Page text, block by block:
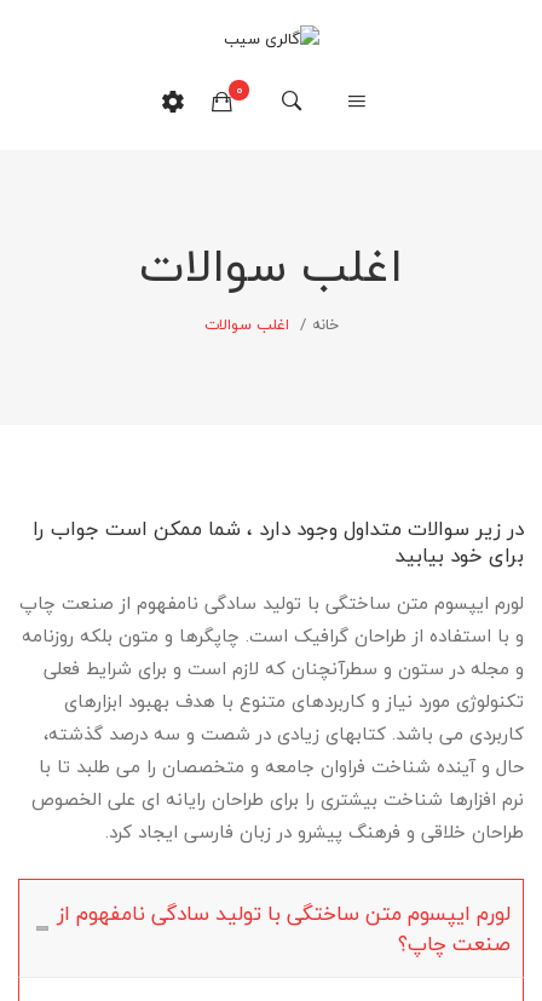
0
اغلب سوالات
خانه / اغلب سوالات
در زیر سوالات متداول وجود دارد ، شما ممکن است جواب را
برای خود بیابید
لورم ایپسوم متن ساختگی با تولید سادگی نامفهوم از صنعت چاپ
و با استفاده از طراحان گرافیک است. چاپگرها و متون بلکه روزنامه
و مجله در ستون و سطرآنچنان که لازم است و برای شرایط فعلی
تکنولوژی مورد نیاز و کاربردهای متنوع با هدف بهبود ابزارهای
کاربردی می باشد. کتابهای زیادی در شصت و سه درصد گذشته،
حال و آینده شناخت فراوان جامعه و متخصصان را می طلبد تا با
نرم افزارها شناخت بیشتری را برای طراحان رایانه ای علی الخصوص
طراحان خلاقی و فرهنگ پیشرو در زبان فارسی ایجاد کرد.
لورم ایپسوم متن ساختگی با تولید سادگی نامفهوم از
صنعت چاپ؟